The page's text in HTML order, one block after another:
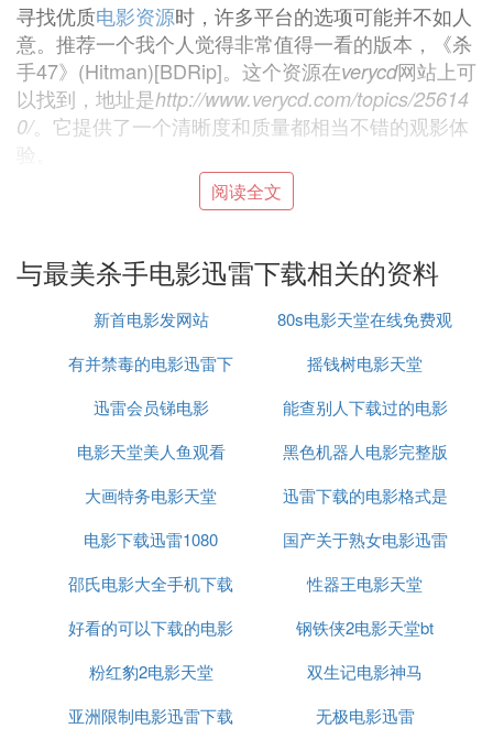
寻找优质电影资源时，许多平台的选项可能并不如人
意。推荐一个我个人觉得非常值得一看的版本，《杀
手47》(Hitman)[BDRip]。这个资源在verycd网站上可
以找到，地址是http://www.verycd.com/topics/25614
0/。它提供了一个清晰度和质量都相当不错的观影体
验。
《杀手47》是根据畅销游戏改编的
技能，还有复杂的情节和紧张的氛围。这部作品对动
意，让人印象深刻。无论是对于游戏迷还是动作片爱
好者来说，这部电影都是不容错过的选择。
在选择观看方式时，建议使用清晰度更高的版本，因
为这样不仅能够让观影体验更加流畅，还能更清晰地
享受到更加细腻的画质和音效，让整个故事更加引人
此外，verycd是一个专注于分享和讨论电影资源的平
台，这里汇聚了大量的高质量电影资源。如果你是电
找高清版本，还是想要了解更多关于电影的信息，
都是一个不错的选择。
阅读全文
与最美杀手电影迅雷下载相关的资料
新首电影发网站
80s电影天堂在线免费观
看
有并禁毒的电影迅雷下
载
摇钱树电影天堂
迅雷会员锑电影
能查别人下载过的电影
的网站
电影天堂美人鱼观看
黑色机器人电影完整版
迅雷下载
大画特务电影天堂
迅雷下载的电影格式是
什么
电影下载迅雷1080
国产关于熟女电影迅雷
下载
邵氏电影大全手机下载
迅雷下载迅雷下载
性器王电影天堂
好看的可以下载的电影
网站迅雷下载地址
钢铁侠2电影天堂bt
粉红豹2电影天堂
双生记电影神马
亚洲限制电影迅雷下载
无极电影迅雷